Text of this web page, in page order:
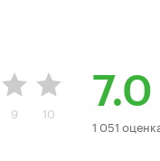
9 10
7.0
1 051